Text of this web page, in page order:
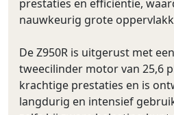
prestaties en efficiëntie,
nauwkeurig grote
De Z950R is uitgerust met
tweecilinder motor van 25,6
krachtige prestaties en is
langdurig en intensief